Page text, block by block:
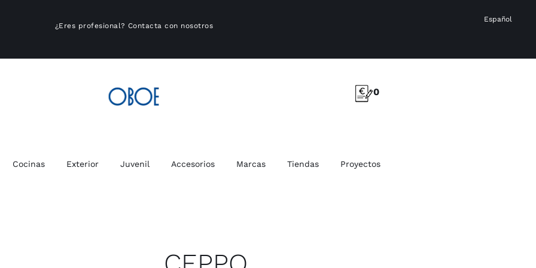
¿Eres profesional? Contacta con nosotros
Español
0
Cocinas Exterior Juvenil Accesorios Marcas Tiendas Proyectos